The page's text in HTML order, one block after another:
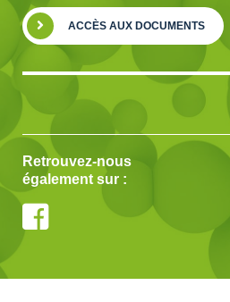
ACCÈS AUX DOCUMENTS
Retrouvez-nous
également sur :